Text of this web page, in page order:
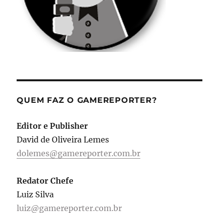
QUEM FAZ O GAMEREPORTER?
Editor e Publisher
David de Oliveira Lemes
dolemes@gamereporter.com.br
Redator Chefe
Luiz Silva
luiz@gamereporter.com.br